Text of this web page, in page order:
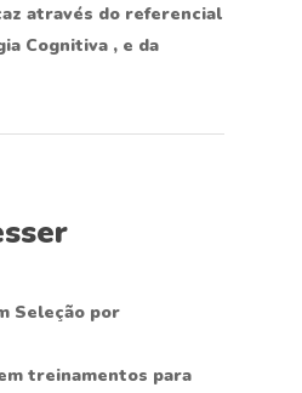
através do referencial
Cognitiva , e da
Seleção por
treinamentos para